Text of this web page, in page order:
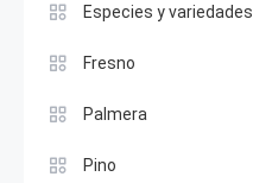
Especies y variedades
Fresno
Palmera
Pino